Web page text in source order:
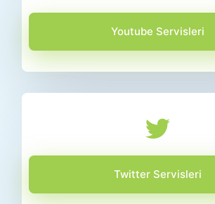
Youtube Servisleri
Twitter Servisleri